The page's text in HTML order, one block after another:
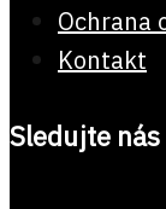
Ochrana
Kontakt
Sledujte